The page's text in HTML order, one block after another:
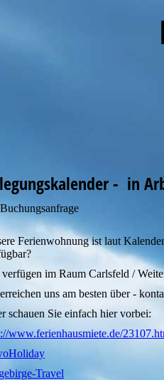
- in
Ferienwohnung ist laut
im Raum Carlsfeld /
uns am besten über -
schauen Sie einfach hier vorbei:
www.ferienhausmiete.de/
Travel